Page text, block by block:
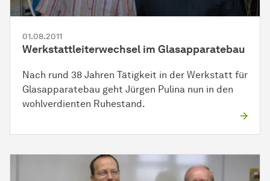
01.08.2011
Werkstattleiterwechsel im Glasapparatebau
Nach rund 38 Jahren Tätigkeit in der Werk­statt für
Glasapparatebau geht Jürgen Pulina nun in den
wohlverdienten Ruhestand.